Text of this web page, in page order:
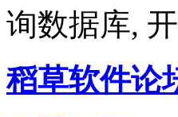
询数据库,
稻草软件论